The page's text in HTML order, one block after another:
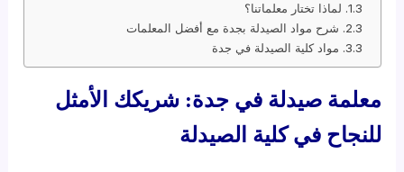
لماذا تختار معلماتنا؟
شرح مواد الصيدلة بجدة مع أفضل المعلمات
مواد كلية الصيدلة في جدة
معلمة صيدلة في جدة: شريكك الأمثل
للنجاح في كلية الصيدلة